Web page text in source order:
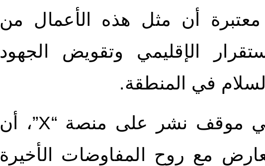
معتبرة أن مثل هذه الأعمال من
الإقليمي وتقويض الجهود
في المنطقة.
وأكدت البعثة، في موقف نشر على منصة “X”، أن
مع روح المفاوضات الأخيرة